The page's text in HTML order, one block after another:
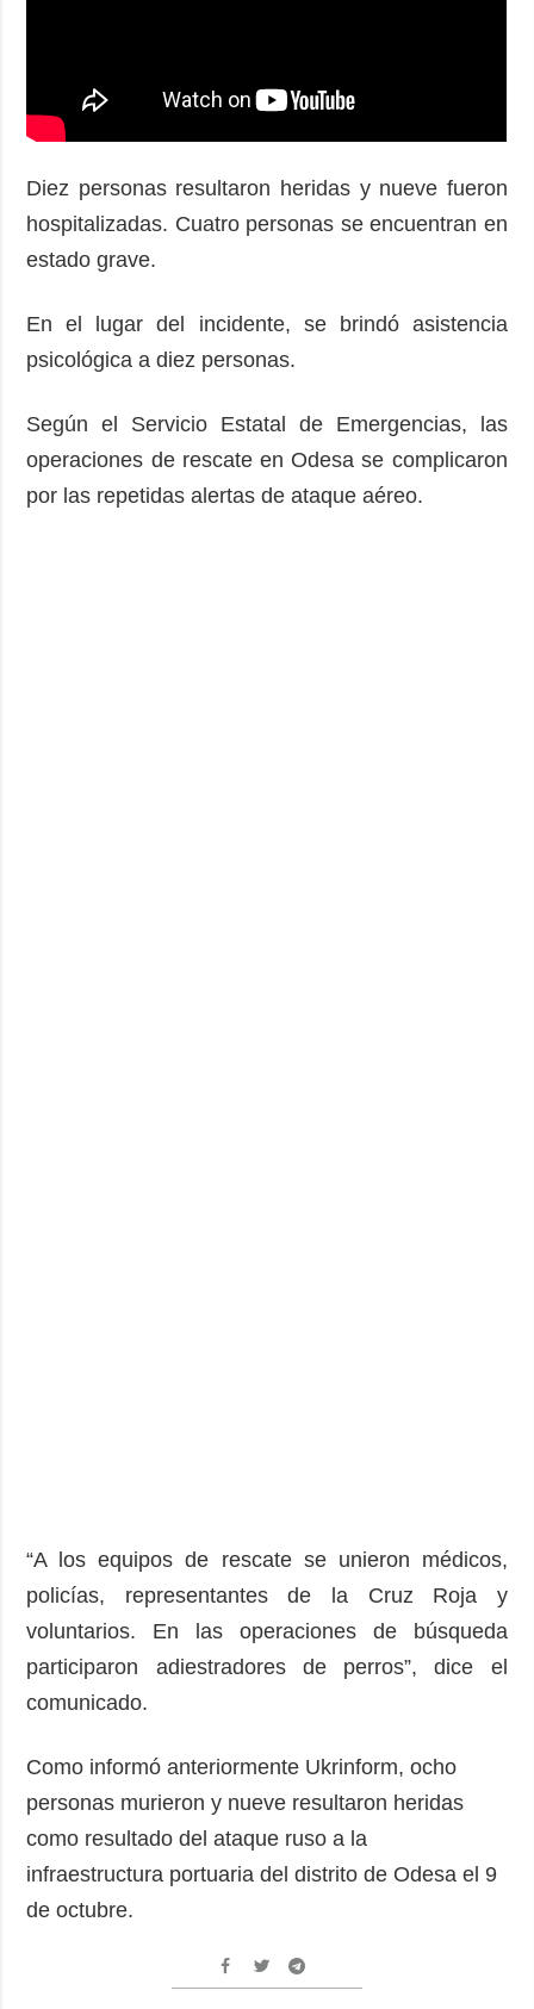
Diez personas resultaron heridas y nueve fueron
hospitalizadas. Cuatro personas se encuentran en
estado grave.
En el lugar del incidente, se brindó asistencia
psicológica a diez personas.
Según el Servicio Estatal de Emergencias, las
operaciones de rescate en Odesa se complicaron
por las repetidas alertas de ataque aéreo.
“A los equipos de rescate se unieron médicos,
policías, representantes de la Cruz Roja y
voluntarios. En las operaciones de búsqueda
participaron adiestradores de perros”, dice el
comunicado.
Como informó anteriormente Ukrinform, ocho
personas murieron y nueve resultaron heridas
como resultado del ataque ruso a la
infraestructura portuaria del distrito de Odesa el 9
de octubre.